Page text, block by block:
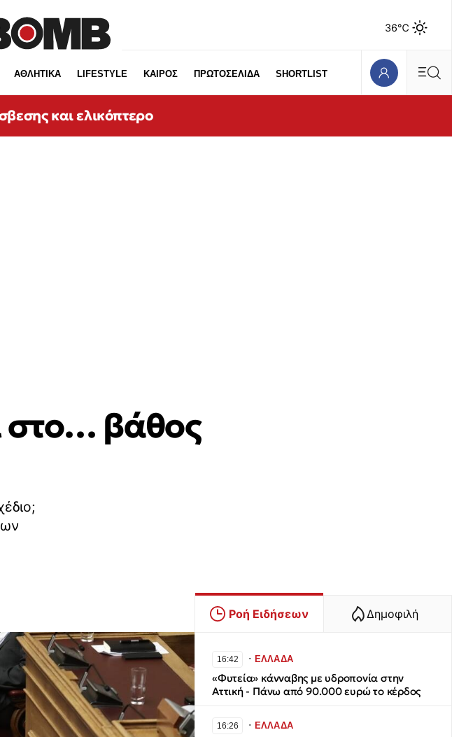
36℃
ΑΘΛΗΤΙΚΑ LIFESTYLE ΚΑΙΡΟΣ ΠΡΩΤΟΣΕΛΙΔΑ SHORTLIST
και ελικόπτερο
στο… βάθος
Ροή Ειδήσεων Δημοφιλή
16:42 ∙ ΕΛΛΑΔΑ
«Φυτεία» κάνναβης με υδροπονία στην
Αττική - Πάνω από 90.000 ευρώ το κέρδος
16:26 ∙ ΕΛΛΑΔΑ